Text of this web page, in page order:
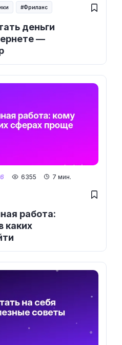
деньги
—
Фриланс
работа:
каких
6355 7 мин.